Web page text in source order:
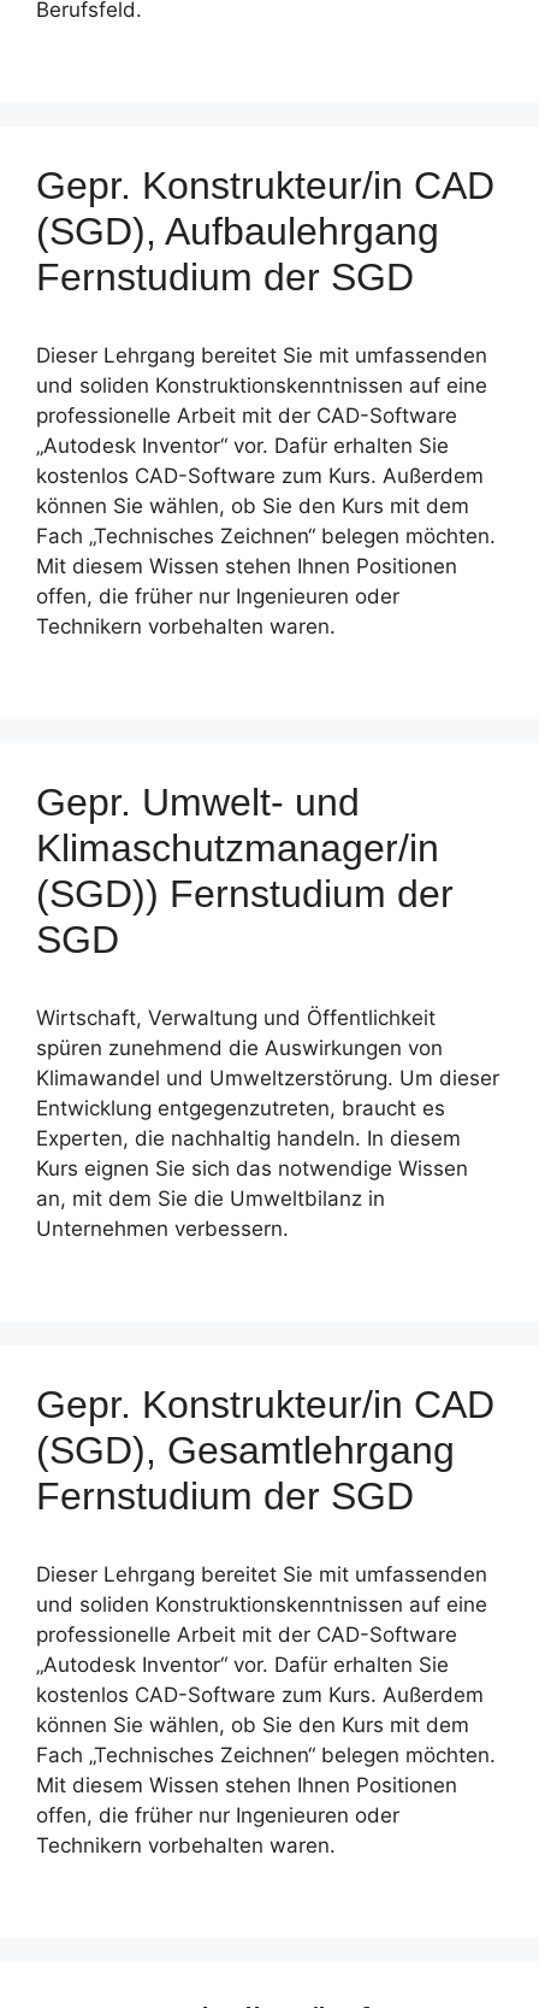
Berufsfeld.
Gepr. Konstrukteur/in CAD
(SGD), Aufbaulehrgang
Fernstudium der SGD
Dieser Lehrgang bereitet Sie mit umfassenden
und soliden Konstruktionskenntnissen auf eine
professionelle Arbeit mit der CAD-Software
„Autodesk Inventor“ vor. Dafür erhalten Sie
kostenlos CAD-Software zum Kurs. Außerdem
können Sie wählen, ob Sie den Kurs mit dem
Fach „Technisches Zeichnen“ belegen möchten.
Mit diesem Wissen stehen Ihnen Positionen
offen, die früher nur Ingenieuren oder
Technikern vorbehalten waren.
Gepr. Umwelt- und
Klimaschutzmanager/in
(SGD)) Fernstudium der
SGD
Wirtschaft, Verwaltung und Öffentlichkeit
spüren zunehmend die Auswirkungen von
Klimawandel und Umweltzerstörung. Um dieser
Entwicklung entgegenzutreten, braucht es
Experten, die nachhaltig handeln. In diesem
Kurs eignen Sie sich das notwendige Wissen
an, mit dem Sie die Umweltbilanz in
Unternehmen verbessern.
Gepr. Konstrukteur/in CAD
(SGD), Gesamtlehrgang
Fernstudium der SGD
Dieser Lehrgang bereitet Sie mit umfassenden
und soliden Konstruktionskenntnissen auf eine
professionelle Arbeit mit der CAD-Software
„Autodesk Inventor“ vor. Dafür erhalten Sie
kostenlos CAD-Software zum Kurs. Außerdem
können Sie wählen, ob Sie den Kurs mit dem
Fach „Technisches Zeichnen“ belegen möchten.
Mit diesem Wissen stehen Ihnen Positionen
offen, die früher nur Ingenieuren oder
Technikern vorbehalten waren.